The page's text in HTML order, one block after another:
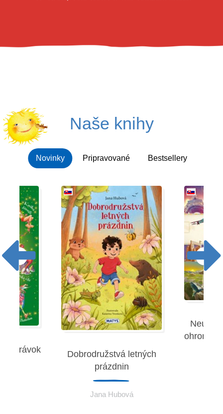
Naše knihy
Novinky Pripravované Bestsellery
Dobrodružstvá letných
prázdnin
Jana Hubová